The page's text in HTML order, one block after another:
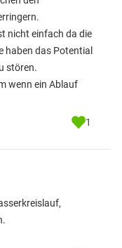
nicht einfach da die
haben das Potential
stören.
wenn ein Ablauf
1